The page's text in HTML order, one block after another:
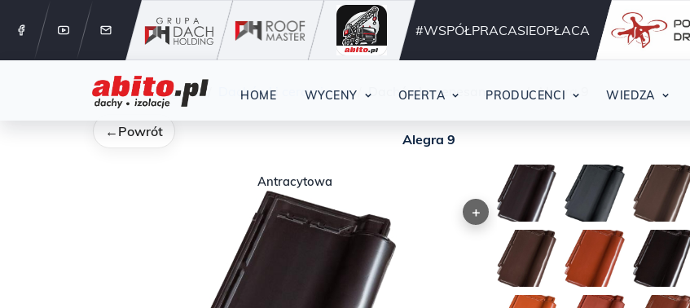
12 288 24 42 Działamy
#WSPÓŁPRACASIEOPŁACA
HOME WYCENY OFERTA PRODUCENCI WIEDZA
Start Kategorie Dachówki ceramiczne Dachówka renesansowa Alegra 9
← Powrót Alegra 9
Antracytowa
+